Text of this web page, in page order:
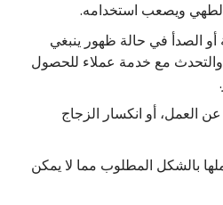
ويصعب استخدامه.
أو الصدأ في حالة ظهور ينبغي
والتحدث مع خدمة عملاء للحصول
العمل، أو انكسار الزجاج
بالشكل المطلوب مما لا يمكن